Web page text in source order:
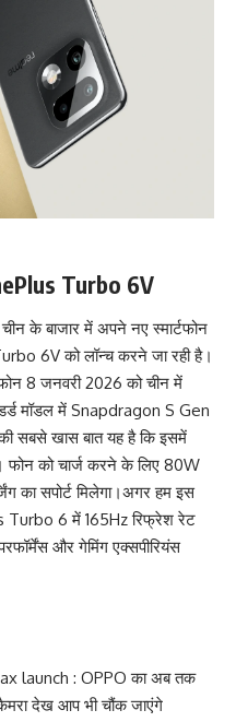
Turbo 6V
के बाजार में अपने नए स्मार्टफोन
6V को लॉन्च करने जा रही है।
8 जनवरी 2026 को चीन में
मॉडल में Snapdragon S Gen
सबसे खास बात यह है कि इसमें
फोन को चार्ज करने के लिए 80W
का सपोर्ट मिलेगा।अगर हम इस
Turbo 6 में 165Hz रिफ्रेश रेट
और गेमिंग एक्सपीरियंस
launch : OPPO का अब तक
देख आप भी चौंक जाएंगे